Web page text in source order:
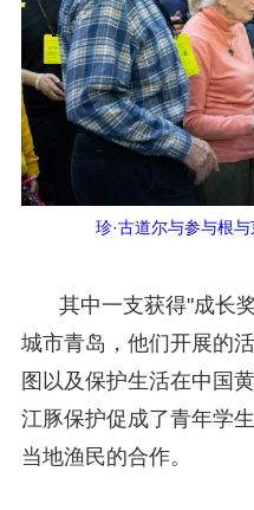
珍·古道尔与参与根
其中一支获得"成长
城市青岛，他们开展的
图以及保护生活在中国
江豚保护促成了青年学
当地渔民的合作。